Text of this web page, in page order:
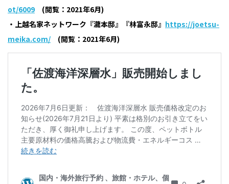
ot/6009 (閲覧：2021年6月)
・上越名家ネットワーク『瀧本邸』『林富永邸』 https://joetsu-
meika.com/ (閲覧：2021年6月)